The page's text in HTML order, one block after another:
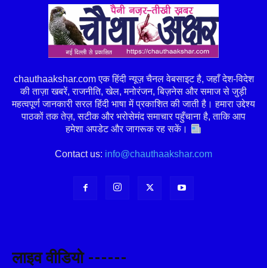
chauthaakshar.com एक हिंदी न्यूज़ चैनल वेबसाइट है, जहाँ देश-विदेश
की ताज़ा खबरें, राजनीति, खेल, मनोरंजन, बिज़नेस और समाज से जुड़ी
महत्वपूर्ण जानकारी सरल हिंदी भाषा में प्रकाशित की जाती है। हमारा उद्देश्य
पाठकों तक तेज़, सटीक और भरोसेमंद समाचार पहुँचाना है, ताकि आप
हमेशा अपडेट और जागरूक रह सकें।
Contact us: info@chauthaakshar.com
लाइव वीडियो ------